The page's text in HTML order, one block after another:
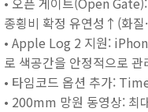
종횡비 확정 유연성↑(화질
• Apple Log 2 지원:
로 색공간을 안정적으로 관
• 타임코드 옵션 추가:
• 200mm 망원 동영상: 최